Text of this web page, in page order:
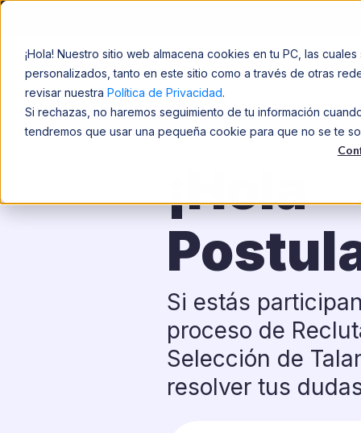
¡Hola! Nuestro sitio web almacena cookies en tu PC, las
personalizados, tanto en este sitio como a través de otras
revisar nuestra Política de Privacidad.
Si rechazas, no haremos seguimiento de tu información
tendremos que usar una pequeña cookie para que no se te
¡Hola
Si estás
proceso de
Selección de
resolver tus